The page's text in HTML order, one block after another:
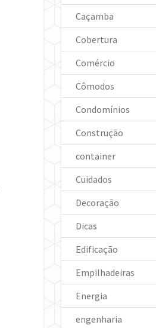
Caçamba
Cobertura
Comércio
Cômodos
Condomínios
Construção
container
Cuidados
Decoração
Dicas
Edificação
Empilhadeiras
Energia
engenharia